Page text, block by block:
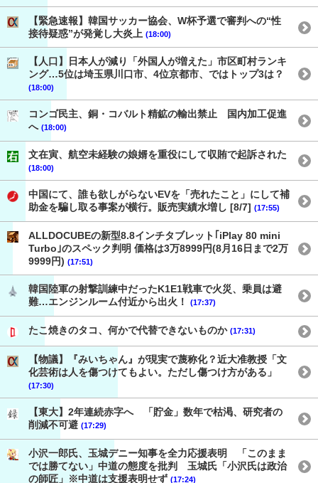
【緊急速報】韓国サッカー協会、W杯予選で審判への“性
接待疑惑”が発覚し大炎上 (18:00)
【人口】日本人が減り「外国人が増えた」市区町村ランキ
ング…5位は埼玉県川口市、4位京都市、ではトップ3は？
(18:00)
コンゴ民主、銅・コバルト精鉱の輸出禁止 国内加工促進
へ (18:00)
文在寅、航空未経験の娘婿を重役にして収賄で起訴された
(18:00)
中国にて、誰も欲しがらないEVを「売れたこと」にして補
助金を騙し取る事案が横行。販売実績水増し [8/7] (17:55)
ALLDOCUBEの新型8.8インチタブレット｢iPlay 80 mini
Turbo｣のスペック判明 価格は3万8999円(8月16日まで2万
9999円) (17:51)
韓国陸軍の射撃訓練中だったK1E1戦車で火災、乗員は避
難…エンジンルーム付近から出火！
(17:37)
たこ焼きのタコ、何かで代替できないものか (17:31)
【物議】『みいちゃん』が現実で蔑称化？近大准教授「文
化芸術は人を傷つけてもよい。ただし傷つけ方がある」
(17:30)
【東大】2年連続赤字へ 「貯金」数年で枯渇、研究者の
削減不可避 (17:29)
小沢一郎氏、玉城デニー知事を全力応援表明 「このまま
では勝てない」中道の態度を批判 玉城氏「小沢氏は政治
の師匠」※中道は支援表明せず (17:24)